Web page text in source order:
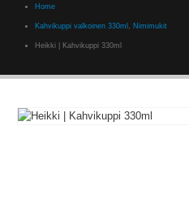
Home
Kahvikuppi valkoinen 330ml , Nimimukit
Heikki | Kahvikuppi 330ml